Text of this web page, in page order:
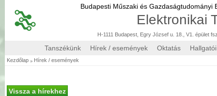
Budapesti Műszaki és Gazdaságtudományi
Elektronikai
H-1111 Budapest, Egry József u. 18., V1. épület
Tanszékünk Hírek / események Oktatás
Kezdőlap » Hírek / események
Vissza a hírekhez